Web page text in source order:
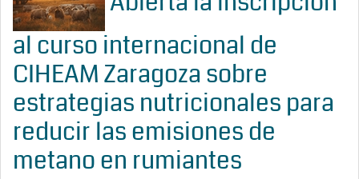
al curso internacional de
CIHEAM Zaragoza sobre
estrategias nutricionales para
reducir las emisiones de
metano en rumiantes